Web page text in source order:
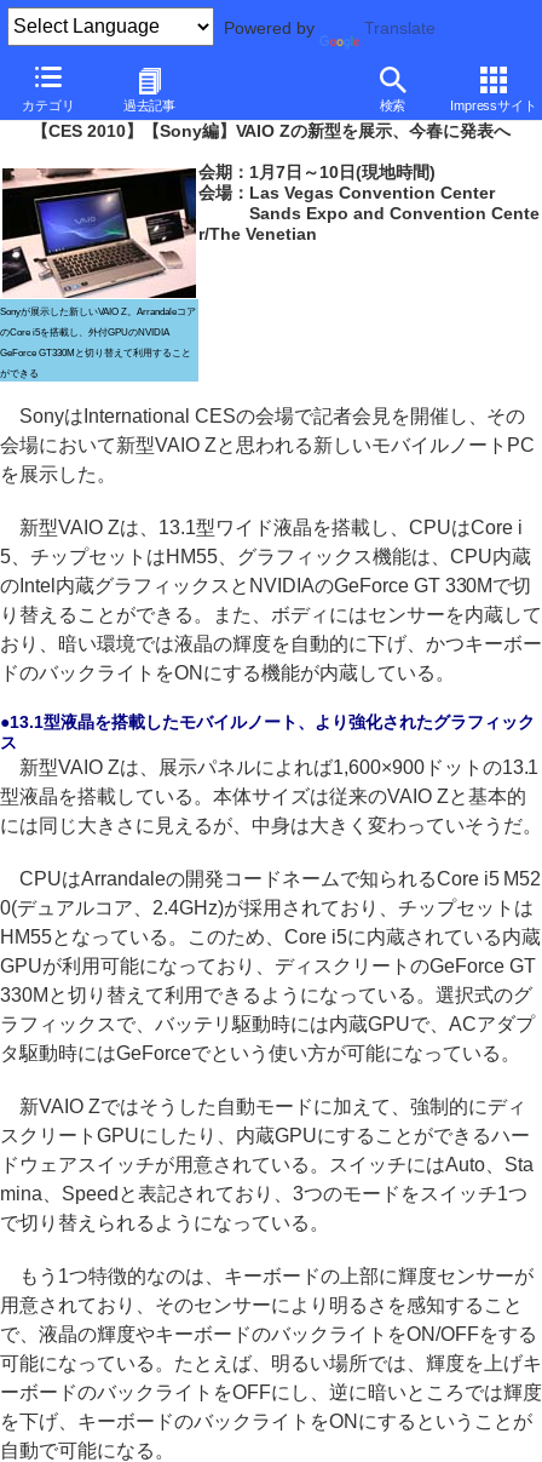
Powered by Translate
カテゴリ 過去記事 検索 Impressサイト
PC Watch イベント
【CES 2010】【Sony編】VAIO Zの新型を展示、今春に発表へ
Sonyが展示した新しいVAIO Z。Arrandaleコア
のCore i5を搭載し、外付GPUのNVIDIA
GeForce GT330Mと切り替えて利用すること
ができる
会期：1月7日～10日(現地時間)
会場：Las Vegas Convention Center
Sands Expo and Convention Cente
r/The Venetian
SonyはInternational CESの会場で記者会見を開催し、その
会場において新型VAIO Zと思われる新しいモバイルノートPC
を展示した。
新型VAIO Zは、13.1型ワイド液晶を搭載し、CPUはCore i
5、チップセットはHM55、グラフィックス機能は、CPU内蔵
のIntel内蔵グラフィックスとNVIDIAのGeForce GT 330Mで切
り替えることができる。また、ボディにはセンサーを内蔵して
おり、暗い環境では液晶の輝度を自動的に下げ、かつキーボー
ドのバックライトをONにする機能が内蔵している。
●13.1型液晶を搭載したモバイルノート、より強化されたグラフィック
ス
新型VAIO Zは、展示パネルによれば1,600×900ドットの13.1
型液晶を搭載している。本体サイズは従来のVAIO Zと基本的
には同じ大きさに見えるが、中身は大きく変わっていそうだ。
CPUはArrandaleの開発コードネームで知られるCore i5 M52
0(デュアルコア、2.4GHz)が採用されており、チップセットは
HM55となっている。このため、Core i5に内蔵されている内蔵
GPUが利用可能になっており、ディスクリートのGeForce GT
330Mと切り替えて利用できるようになっている。選択式のグ
ラフィックスで、バッテリ駆動時には内蔵GPUで、ACアダプ
タ駆動時にはGeForceでという使い方が可能になっている。
新VAIO Zではそうした自動モードに加えて、強制的にディ
スクリートGPUにしたり、内蔵GPUにすることができるハー
ドウェアスイッチが用意されている。スイッチにはAuto、Sta
mina、Speedと表記されており、3つのモードをスイッチ1つ
で切り替えられるようになっている。
もう1つ特徴的なのは、キーボードの上部に輝度センサーが
用意されており、そのセンサーにより明るさを感知すること
で、液晶の輝度やキーボードのバックライトをON/OFFをする
可能になっている。たとえば、明るい場所では、輝度を上げキ
ーボードのバックライトをOFFにし、逆に暗いところでは輝度
を下げ、キーボードのバックライトをONにするということが
自動で可能になる。